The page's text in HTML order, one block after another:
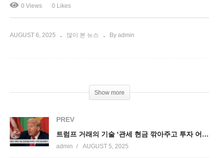
0 Views 0 Likes
AUGUST 6, 2025 많이 본 뉴스 By admin
Show more
PREV
트럼프 거래의 기술 ‘관세 현금 깎아주고 투자 어음 받았다’
admin AUGUST 5, 2025